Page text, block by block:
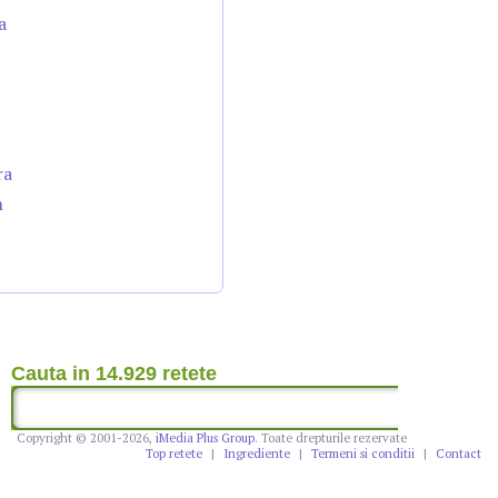
Cauta in 14.929 retete
Copyright © 2001-2026, iMedia Plus Group. Toate drepturile rezervate
Top retete
| Ingrediente | Termeni si conditii | Contact